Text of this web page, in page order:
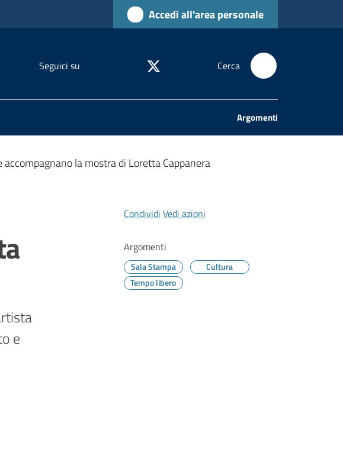
Accedi all'area personale
Seguici su Cerca
Argomenti
la mostra di Loretta Cappanera
e
Condividi Vedi azioni
Argomenti
Sala Stampa
Cultura
Tempo libero